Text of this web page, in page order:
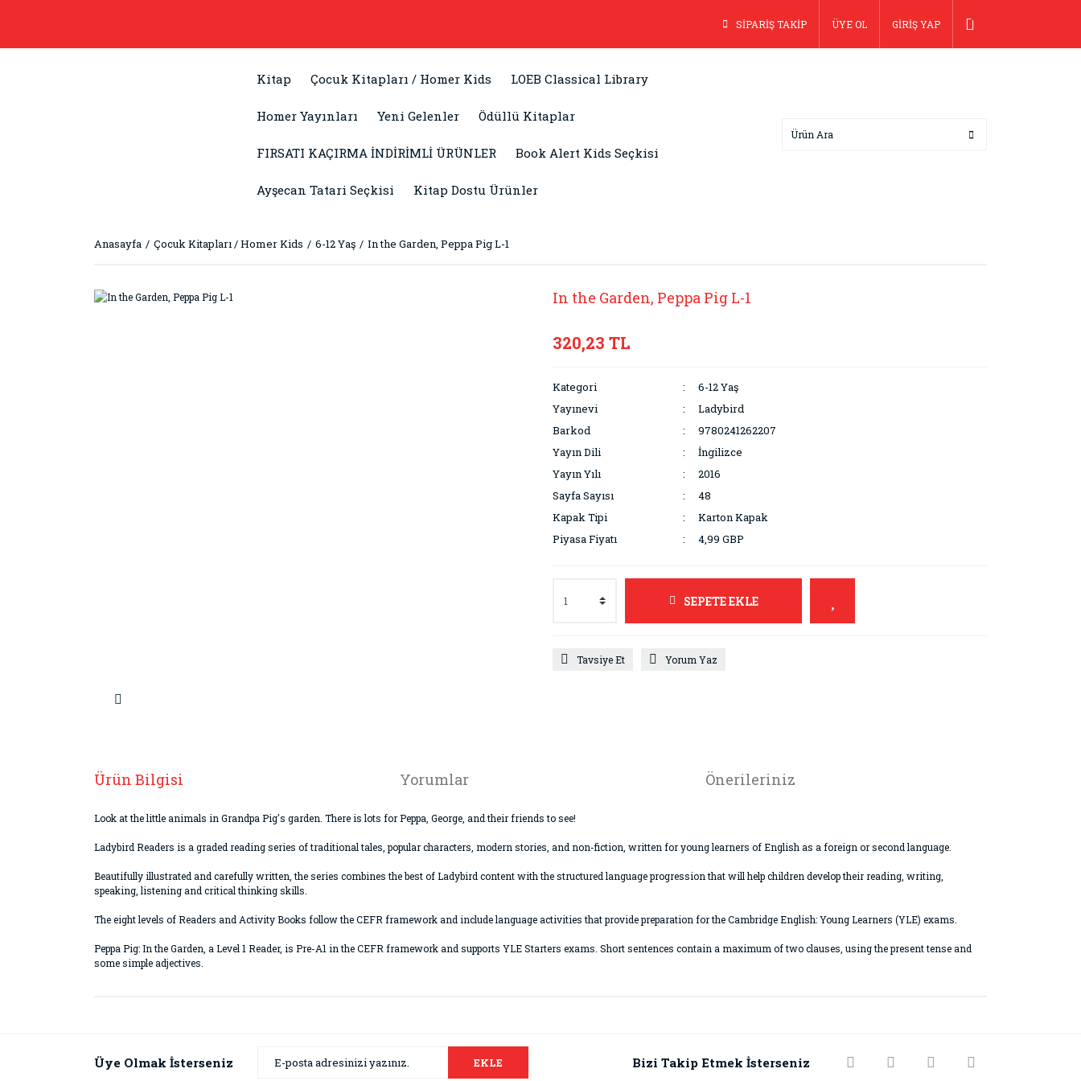
SİPARİŞ TAKİP ÜYE OL GİRİŞ YAP
Kitap Çocuk Kitapları / Homer Kids LOEB Classical Library
Homer Yayınları Yeni Gelenler Ödüllü Kitaplar
FIRSATI KAÇIRMA İNDİRİMLİ ÜRÜNLER Book Alert Kids Seçkisi
Ayşecan Tatari Seçkisi Kitap Dostu Ürünler
Anasayfa Çocuk Kitapları / Homer Kids 6-12 Yaş In the Garden, Peppa Pig L-1
In the Garden, Peppa Pig L-1
320,23 TL
Kategori
6-12 Yaş
Yayınevi
Ladybird
Barkod
9780241262207
Yayın Dili
İngilizce
Yayın Yılı
2016
Sayfa Sayısı
48
Kapak Tipi
Karton Kapak
Piyasa Fiyatı
4,99 GBP
SEPETE EKLE
Tavsiye Et Yorum Yaz
Ürün Bilgisi Yorumlar Önerileriniz
Look at the little animals in Grandpa Pig's garden. There is lots for Peppa, George, and their friends to see!
Ladybird Readers is a graded reading series of traditional tales, popular characters, modern stories, and non-fiction, written for young learners of English as a foreign or second language.
Beautifully illustrated and carefully written, the series combines the best of Ladybird content with the structured language progression that will help children develop their reading, writing,
speaking, listening and critical thinking skills.
The eight levels of Readers and Activity Books follow the CEFR framework and include language activities that provide preparation for the Cambridge English: Young Learners (YLE) exams.
Peppa Pig: In the Garden, a Level 1 Reader, is Pre-A1 in the CEFR framework and supports YLE Starters exams. Short sentences contain a maximum of two clauses, using the present tense and
some simple adjectives.
Yorum Yaz
Ürün resmi kalitesiz, bozuk veya görüntülenemiyor.
Üye Olmak İsterseniz EKLE Bizi Takip Etmek İsterseniz